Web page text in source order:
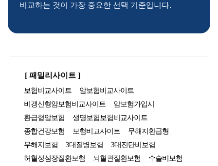
비교하는 것이 가장 중요한 선택 기준입니다.
[ 패밀리사이트 ]
보험비교사이트
암보험비교사이트
비갱신형암보험비교사이트
암보험가입시
환급형암보험
생명보험보험비교사이트
종합건강보험
보험비교사이트
무해지환급형
무해지보험
3대질병보험
3대진단비보험
허혈성심장질환보험
뇌혈관질환보험
수술비보험